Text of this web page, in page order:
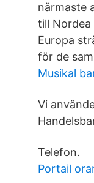
närmaste
till Nordea
Europa
för de
Musikal
Vi
Telefon.
Portail